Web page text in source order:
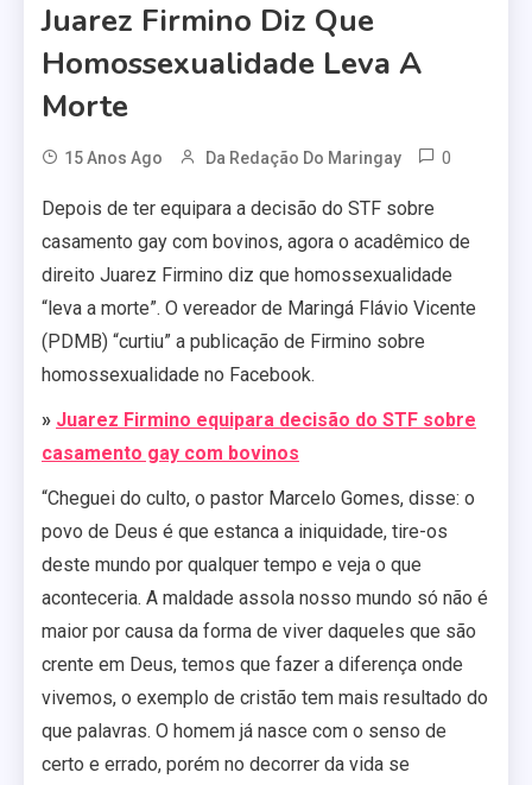
Juarez Firmino Diz Que
Homossexualidade Leva A
Morte
15 Anos Ago Da Redação Do Maringay 0
Depois de ter equipara a decisão do STF sobre
casamento gay com bovinos, agora o acadêmico de
direito Juarez Firmino diz que homossexualidade
“leva a morte”. O vereador de Maringá Flávio Vicente
(PDMB) “curtiu” a publicação de Firmino sobre
homossexualidade no Facebook.
» Juarez Firmino equipara decisão do STF sobre
casamento gay com bovinos
“Cheguei do culto, o pastor Marcelo Gomes, disse: o
povo de Deus é que estanca a iniquidade, tire-os
deste mundo por qualquer tempo e veja o que
aconteceria. A maldade assola nosso mundo só não é
maior por causa da forma de viver daqueles que são
crente em Deus, temos que fazer a diferença onde
vivemos, o exemplo de cristão tem mais resultado do
que palavras. O homem já nasce com o senso de
certo e errado, porém no decorrer da vida se